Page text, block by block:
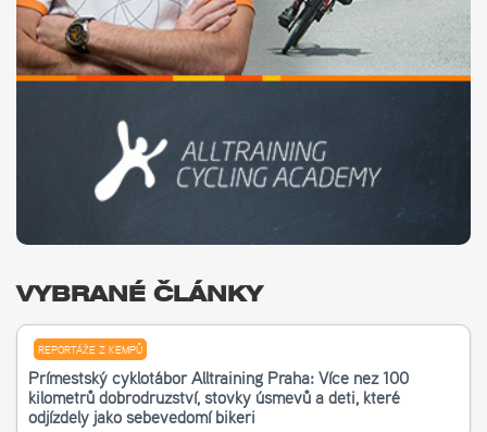
VYBRANÉ ČLÁNKY
REPORTÁŽE Z KEMPŮ
Příměstský cyklotábor Alltraining Praha: Více než 100
kilometrů dobrodružství, stovky úsměvů a děti, které
odjížděly jako sebevědomí bikeři